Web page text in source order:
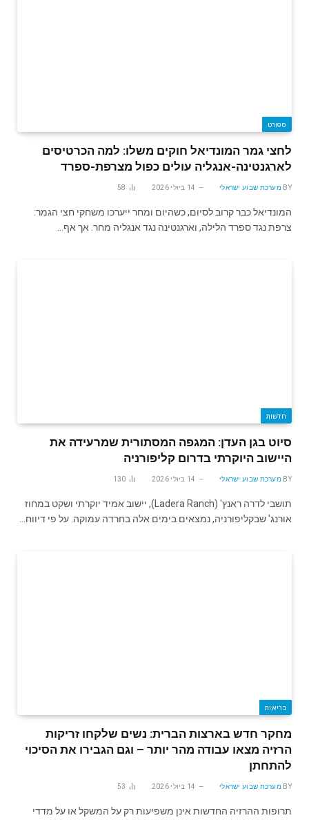
ספורט
לחצי גמר המונדיאל חוקים משלו: למה הכרטיסים
לארגנטינה-אנגליה עולים כפול מצרפת-ספרד
BY מערכת שבוע ישראלי 14 ביולי 2026 58
המונדיאל כבר קרוב לסיום, כשהיום ומחר ייערכו משחקי חצי הגמר:
צרפת נגד ספרד הלילה, וארגנטינה נגד אנגליה מחר. אך אף…
חדשות
סיוט בגן העדן: המגפה המסתורית שמרעידה את
היישוב היוקרתי בדרום קליפורניה
BY מערכת שבוע ישראלי 14 ביולי 2026 130
תושבי לדרה ראנץ' (Ladera Ranch), יישוב אמיד יוקרתי ושקט במחוז
אורנג' שבקליפורניה, נמצאים בימים אלה בחרדה עמוקה. על פי דיווח…
בריאות
מחקר חדש בארצות הברית: נשים שלקחו זריקות
הרזיה מצאו עבודה מהר יותר – וגם הגבירו את הסיכוי
להתחתן
BY מערכת שבוע ישראלי 14 ביולי 2026 53
תרופות ההרזיה החדשות אינן משפיעות רק על המשקל או על מדדי